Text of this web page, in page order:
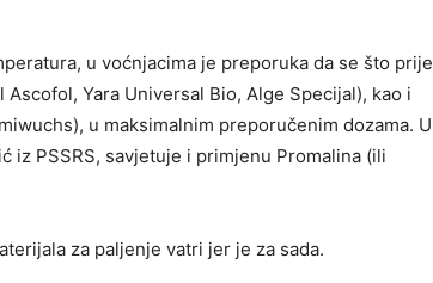
u voćnjacima je preporuka da se što prije
Yara Universal Bio, Alge Specijal), kao i
u maksimalnim preporučenim dozama. U
iz PSSRS, savjetuje i primjenu Promalina (ili
za paljenje vatri jer je za sada.